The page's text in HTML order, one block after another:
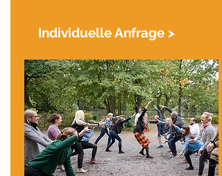
Individuelle Anfrage >